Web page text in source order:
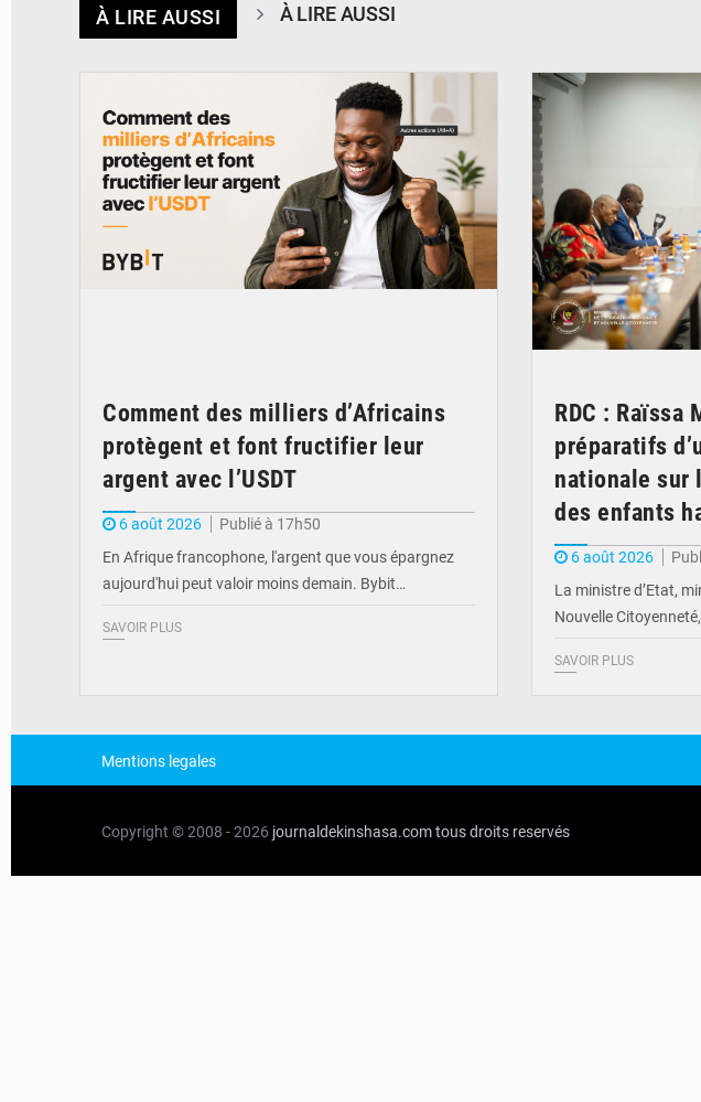
À LIRE AUSSI À LIRE AUSSI
Comment des milliers d’Africains
protègent et font fructifier leur
argent avec l’USDT
6 août 2026
Publié à 17h50
En Afrique francophone, l'argent que vous épargnez
aujourd'hui peut valoir moins demain. Bybit…
SAVOIR PLUS
RDC : Raïssa
préparatifs
nationale sur
des enfants
6 août 2026
La ministre d’Etat,
Nouvelle
SAVOIR PLUS
Mentions legales
Copyright © 2008 - 2026 journaldekinshasa.comtous droits reservés